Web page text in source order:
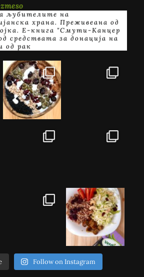
љубителите на
храна. Преживеана од
E-книга "Смути-Канцер
средствата за донација на
од рак
Follow on Instagram